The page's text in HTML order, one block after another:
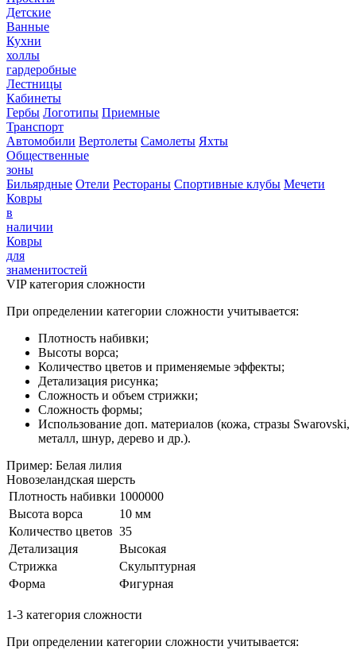
Детские
Ванные
Кухни
холлы
гардеробные
Лестницы
Кабинеты
Гербы Логотипы Приемные
Транспорт
Автомобили Вертолеты Самолеты Яхты
Общественные
зоны
Бильярдные Отели Рестораны Спортивные клубы Мечети
Ковры
в
наличии
Ковры
для
знаменитостей
VIP категория сложности
При определении категории сложности учитывается:
Плотность набивки;
Высоты ворса;
Количество цветов и применяемые эффекты;
Детализация рисунка;
Сложность и объем стрижки;
Сложность формы;
Использование доп. материалов (кожа, стразы Swarovski,
металл, шнур, дерево и др.).
Пример: Белая лилия
Новозеландская шерсть
Плотность набивки 1000000
Высота ворса
10 мм
Количество цветов 35
Детализация
Высокая
Стрижка
Скульптурная
Форма
Фигурная
1-3 категория сложности
При определении категории сложности учитывается: